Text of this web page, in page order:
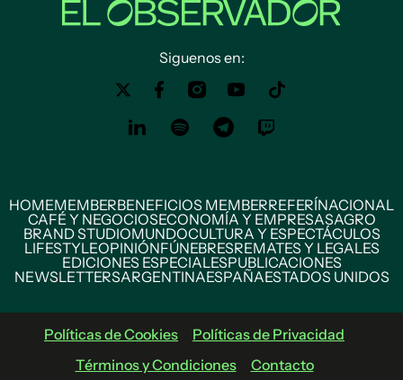
Siguenos en:
HOMEMEMBERBENEFICIOS MEMBERREFERÍNACIONAL
CAFÉ Y NEGOCIOSECONOMÍA Y EMPRESASAGRO
BRAND STUDIOMUNDOCULTURA Y ESPECTÁCULOS
LIFESTYLEOPINIÓNFÚNEBRESREMATES Y LEGALES
EDICIONES ESPECIALESPUBLICACIONES
NEWSLETTERSARGENTINAESPAÑAESTADOS UNIDOS
Políticas de Cookies
Políticas de Privacidad
Términos y Condiciones
Contacto